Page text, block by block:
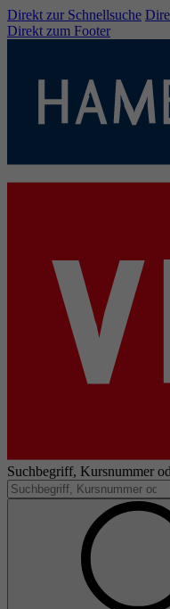
Direkt zur Schnellsuche
Direkt zum Footer
Suchbegriff, Kursnummer